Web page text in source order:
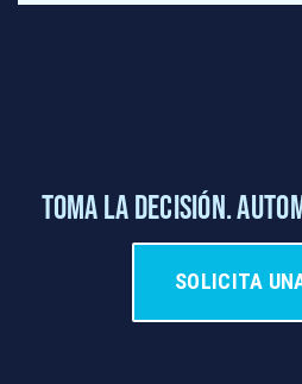
TOMA LA DECISIÓN.
SOLICITA